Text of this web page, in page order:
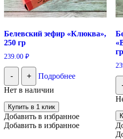
Белевский зефир «Клюква»,
250 гр
239.00 ₽
- +
Подробнее
Нет в наличии
Купить в 1 клик
Добавить в избранное
Добавить в избранное
гр